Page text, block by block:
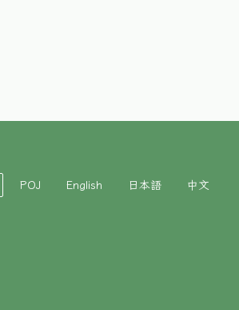
POJ English 日本語 中文